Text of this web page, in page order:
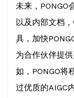
未来，PONGO
以及内部文档
具，加快
为合作伙伴提
如，PONGO将
过优质的AIGC